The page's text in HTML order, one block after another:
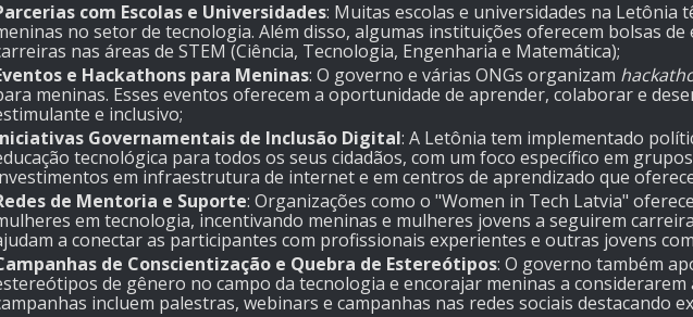
com Escolas e Universidades: Muitas escolas e universidades na Letônia
no setor de tecnologia. Além disso, algumas instituições oferecem bolsas
nas áreas de STEM (Ciência, Tecnologia, Engenharia e Matemática);
e Hackathons para Meninas: O governo e várias ONGs organizam
meninas. Esses eventos oferecem a oportunidade de aprender, colaborar e
e inclusivo;
Governamentais de Inclusão Digital: A Letônia tem implementado
tecnológica para todos os seus cidadãos, com um foco específico em
em infraestrutura de internet e em centros de aprendizado que
de Mentoria e Suporte: Organizações como o "Women in Tech Latvia"
em tecnologia, incentivando meninas e mulheres jovens a seguirem
a conectar as participantes com profissionais experientes e outras jovens
de Conscientização e Quebra de Estereótipos: O governo também
de gênero no campo da tecnologia e encorajar meninas a
incluem palestras, webinars e campanhas nas redes sociais destacando